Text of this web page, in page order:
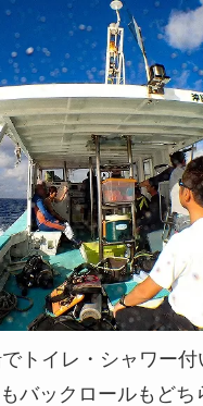
トイレ・シャワー付
バックロールもどち